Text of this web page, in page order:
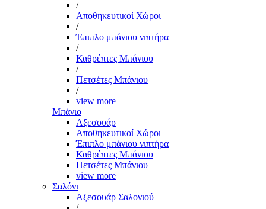
/
Αποθηκευτικοί Χώροι
/
Έπιπλο μπάνιου νιπτήρα
/
Καθρέπτες Μπάνιου
/
Πετσέτες Μπάνιου
/
view more
Μπάνιο
Αξεσουάρ
Αποθηκευτικοί Χώροι
Έπιπλο μπάνιου νιπτήρα
Καθρέπτες Μπάνιου
Πετσέτες Μπάνιου
view more
Σαλόνι
Αξεσουάρ Σαλονιού